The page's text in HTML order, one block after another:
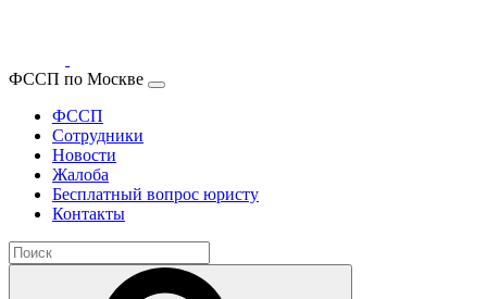
ФССП по Москве
ФССП
Сотрудники
Новости
Жалоба
Бесплатный вопрос юристу
Контакты